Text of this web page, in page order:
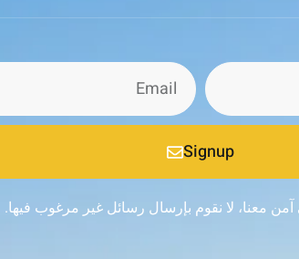
Signup
آمن معنا، لا نقوم بإرسال رسائل غير مرغوب فيها.